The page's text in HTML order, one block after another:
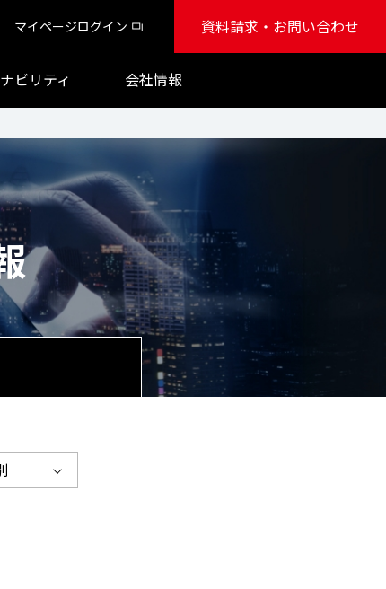
ビリティ 会社情報
マイページログイン 資料請求・お問い合わせ